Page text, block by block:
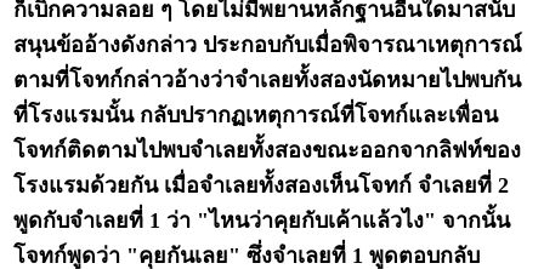
ก็เบิกความลอย ๆ โดยไม่มีพยานหลักฐานอื่นใดมาสนับ
สนุนข้ออ้างดังกล่าว ประกอบกับเมื่อพิจารณาเหตุการณ์
ตามที่โจทก์กล่าวอ้างว่าจำเลยทั้งสองนัดหมายไปพบกัน
ที่โรงแรมนั้น กลับปรากฏเหตุการณ์ที่โจทก์และเพื่อน
โจทก์ติดตามไปพบจำเลยทั้งสองขณะออกจากลิฟท์ของ
โรงแรมด้วยกัน เมื่อจำเลยทั้งสองเห็นโจทก์ จำเลยที่ 2
พูดกับจำเลยที่ 1 ว่า "ไหนว่าคุยกับเค้าแล้วไง" จากนั้น
โจทก์พูดว่า "คุยกันเลย" ซึ่งจำเลยที่ 1 พูดตอบกลับ